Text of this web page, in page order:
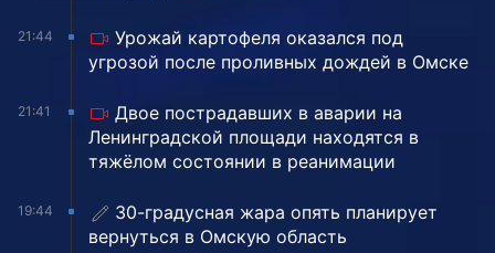
21:44
Урожай картофеля оказался под
угрозой после проливных дождей в Омске
21:41
Двое пострадавших в аварии на
Ленинградской площади находятся в
тяжёлом состоянии в реанимации
19:44
30-градусная жара опять планирует
вернуться в Омскую область